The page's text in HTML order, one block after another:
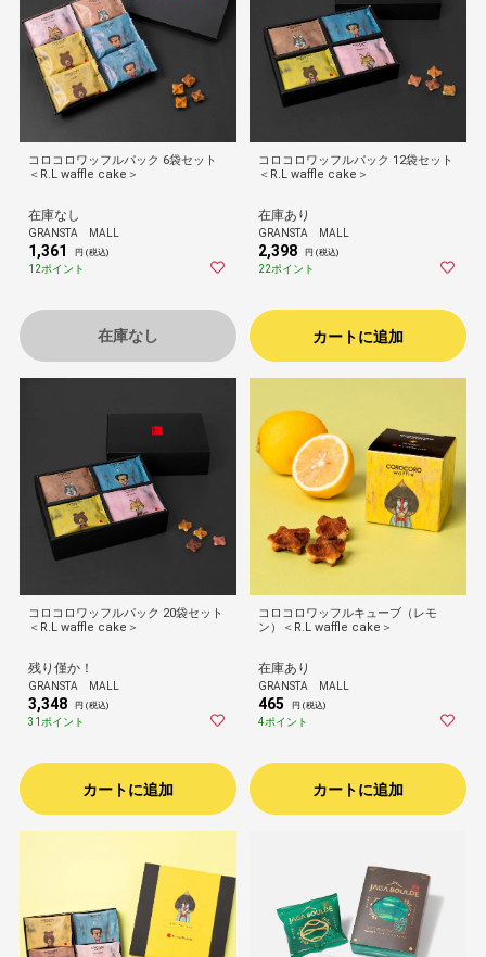
コロコロワッフルパック 6袋セット
＜R.L waffle cake＞
在庫なし
GRANSTA MALL
1,361 円 (税込)
12ポイント
在庫なし
コロコロワッフルパック 12袋セット
＜R.L waffle cake＞
在庫あり
GRANSTA MALL
2,398 円 (税込)
22ポイント
カートに追加
コロコロワッフルパック 20袋セット
＜R.L waffle cake＞
残り僅か！
GRANSTA MALL
3,348 円 (税込)
31ポイント
カートに追加
コロコロワッフルキューブ（レモ
ン）＜R.L waffle cake＞
在庫あり
GRANSTA MALL
465 円 (税込)
4ポイント
カートに追加